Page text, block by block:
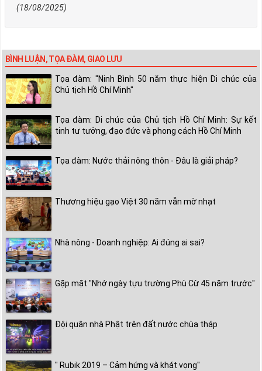
(18/08/2025)
BÌNH LUẬN, TỌA ĐÀM, GIAO LƯU
Tọa đàm: "Ninh Bình 50 năm thực hiện Di chúc của
Chủ tịch Hồ Chí Minh"
Tọa đàm: Di chúc của Chủ tịch Hồ Chí Minh: Sự kết
tinh tư tưởng, đạo đức và phong cách Hồ Chí Minh
Tọa đàm: Nước thải nông thôn - Đâu là giải pháp?
Thương hiệu gạo Việt 30 năm vẫn mờ nhạt
Nhà nông - Doanh nghiệp: Ai đúng ai sai?
Gặp mặt "Nhớ ngày tựu trường Phù Cừ 45 năm trước"
Đội quân nhà Phật trên đất nước chùa tháp
" Rubik 2019 – Cảm hứng và khát vọng"